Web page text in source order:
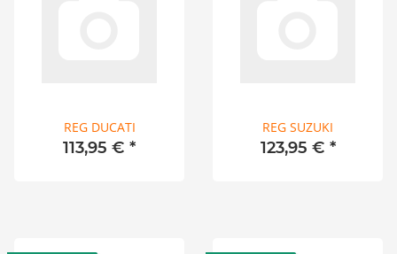
REG DUCATI
113,95 € *
REG SUZUKI
123,95 € *